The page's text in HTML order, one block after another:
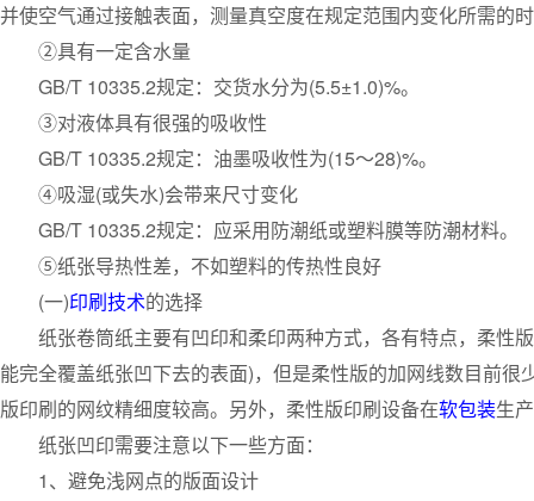
并使空气通过接触表面，测量真空度在规定范围内变化所需的
②具有一定含水量
GB/T 10335.2规定：交货水分为(5.5±1.0)%。
③对液体具有很强的吸收性
GB/T 10335.2规定：油墨吸收性为(15～28)%。
④吸湿(或失水)会带来尺寸变化
GB/T 10335.2规定：应采用防潮纸或塑料膜等防潮材料。
⑤纸张导热性差，不如塑料的传热性良好
(一)印刷技术的选择
纸张卷筒纸主要有凹印和柔印两种方式，各有特点，柔性
能完全覆盖纸张凹下去的表面)，但是柔性版的加网线数目前
版印刷的网纹精细度较高。另外，柔性版印刷设备在软包装生
纸张凹印需要注意以下一些方面：
1、避免浅网点的版面设计